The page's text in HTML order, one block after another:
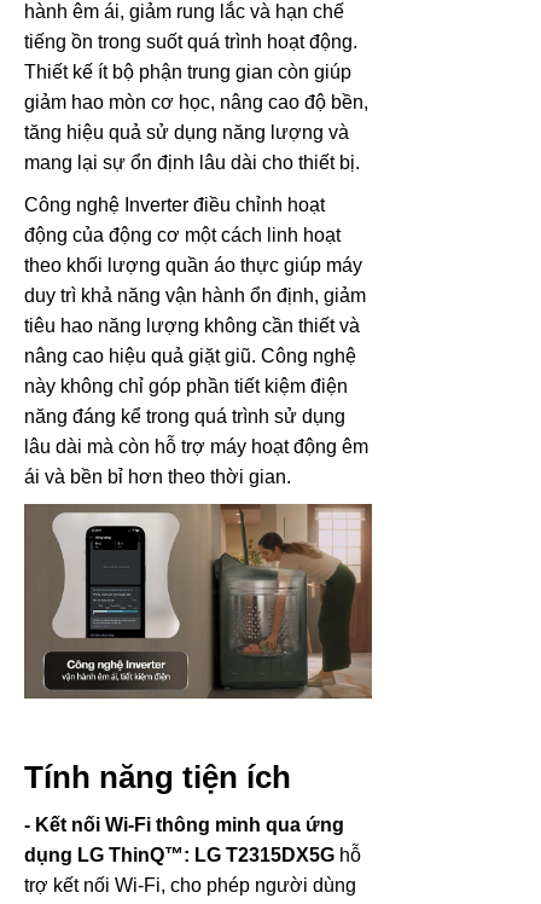
hành êm ái, giảm rung lắc và hạn chế
tiếng ồn trong suốt quá trình hoạt động.
Thiết kế ít bộ phận trung gian còn giúp
giảm hao mòn cơ học, nâng cao độ bền,
tăng hiệu quả sử dụng năng lượng và
mang lại sự ổn định lâu dài cho thiết bị.
Công nghệ Inverter điều chỉnh hoạt
động của động cơ một cách linh hoạt
theo khối lượng quần áo thực giúp máy
duy trì khả năng vận hành ổn định, giảm
tiêu hao năng lượng không cần thiết và
nâng cao hiệu quả giặt giũ. Công nghệ
này không chỉ góp phần tiết kiệm điện
năng đáng kể trong quá trình sử dụng
lâu dài mà còn hỗ trợ máy hoạt động êm
ái và bền bỉ hơn theo thời gian.
Tính năng tiện ích
- Kết nối Wi-Fi thông minh qua ứng
dụng LG ThinQ™: LG T2315DX5G hỗ
trợ kết nối Wi-Fi, cho phép người dùng